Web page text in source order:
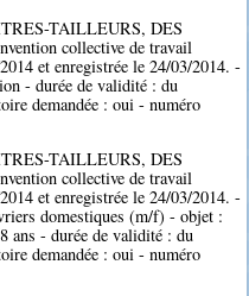
TAILLEURS, DES
collective de travail
et enregistrée le 24/03/2014. -
- durée de validité : du
demandée : oui - numéro
TAILLEURS, DES
collective de travail
et enregistrée le 24/03/2014. -
domestiques (m/f) - objet :
ans - durée de validité : du
demandée : oui - numéro